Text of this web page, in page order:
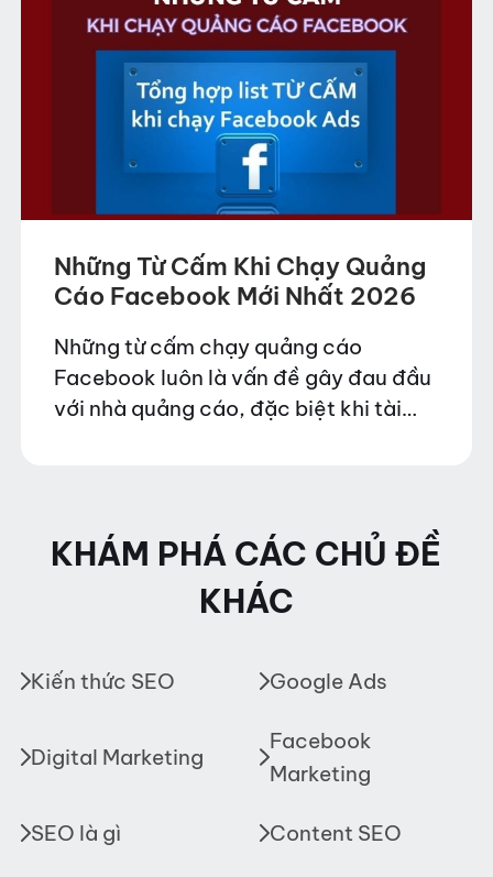
Những Từ Cấm Khi Chạy Quảng
Cáo Facebook Mới Nhất 2026
Những từ cấm chạy quảng cáo
Facebook luôn là vấn đề gây đau đầu
với nhà quảng cáo, đặc biệt khi tài
KHÁM PHÁ CÁC CHỦ ĐỀ
KHÁC
Kiến thức SEO Google Ads
Digital Marketing
Facebook
Marketing
SEO là gì Content SEO